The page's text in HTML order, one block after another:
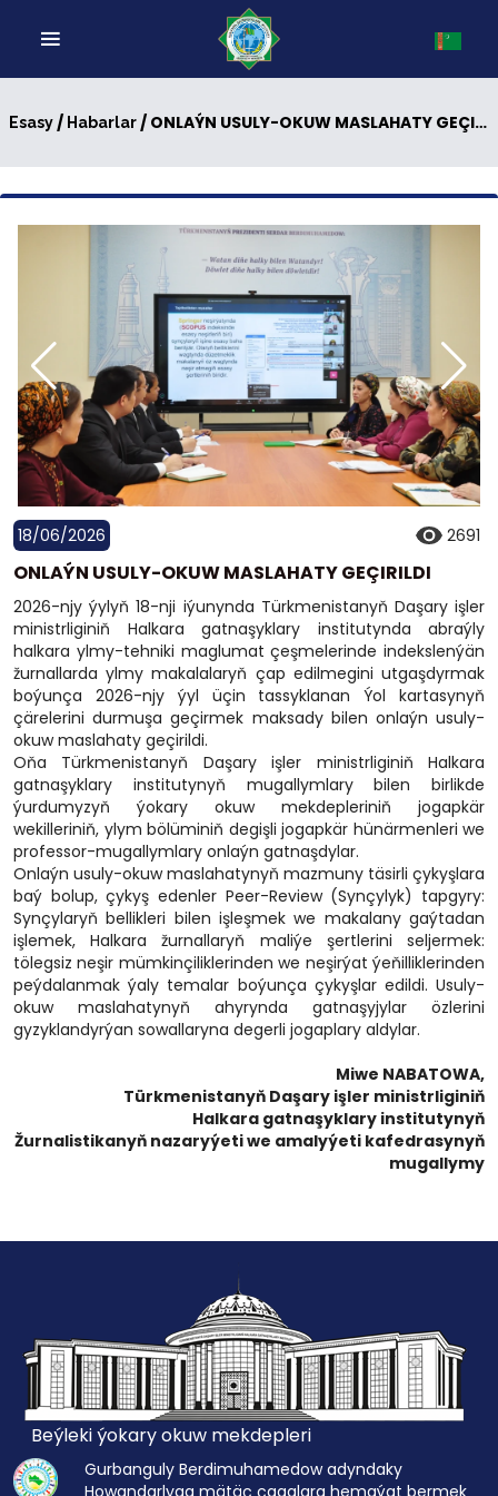
Esasy/ Habarlar/ ONLAÝN USULY-OKUW MASLAHATY GEÇIRILDI
18/06/2026 2691
ONLAÝN USULY-OKUW MASLAHATY GEÇIRILDI
2026-njy ýylyň 18-nji iýunynda Türkmenistanyň Daşary işler
ministrliginiň Halkara gatnaşyklary institutynda abraýly
halkara ylmy-tehniki maglumat çeşmelerinde indekslenýän
žurnallarda ylmy makalalaryň çap edilmegini utgaşdyrmak
boýunça 2026-njy ýyl üçin tassyklanan Ýol kartasynyň
çärelerini durmuşa geçirmek maksady bilen onlaýn usuly-
okuw maslahaty geçirildi.
Oňa Türkmenistanyň Daşary işler ministrliginiň Halkara
gatnaşyklary institutynyň mugallymlary bilen birlikde
ýurdumyzyň ýokary okuw mekdepleriniň jogapkär
wekilleriniň, ylym bölüminiň degişli jogapkär hünärmenleri we
professor-mugallymlary onlaýn gatnaşdylar.
Onlaýn usuly-okuw maslahatynyň mazmuny täsirli çykyşlara
baý bolup, çykyş edenler Peer-Review (Synçylyk) tapgyry:
Synçylaryň bellikleri bilen işleşmek we makalany gaýtadan
işlemek, Halkara žurnallaryň maliýe şertlerini seljermek:
tölegsiz neşir mümkinçiliklerinden we neşirýat ýeňilliklerinden
peýdalanmak ýaly temalar boýunça çykyşlar edildi. Usuly-
okuw maslahatynyň ahyrynda gatnaşyjylar özlerini
gyzyklandyrýan sowallaryna degerli jogaplary aldylar.
Miwe NABATOWA,
Türkmenistanyň Daşary işler ministrliginiň
Halkara gatnaşyklary institutynyň
Žurnalistikanyň nazaryýeti we amalyýeti kafedrasynyň
mugallymy
Beýleki ýokary okuw mekdepleri
Gurbanguly Berdimuhamedow adyndaky